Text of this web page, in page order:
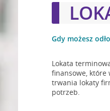
Gdy możesz
Lokata
finansowe, które
trwania lokaty
potrzeb.